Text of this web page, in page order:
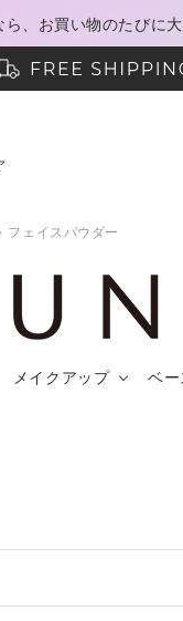
ら、お買い物のたびに
フェイスパウダー
メイクアップ ベー